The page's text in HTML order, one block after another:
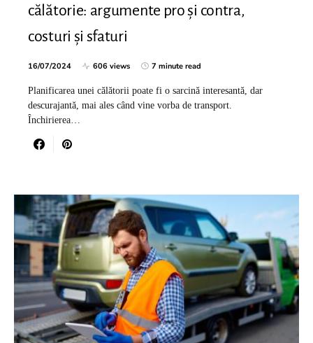
călătorie: argumente pro și contra,
costuri și sfaturi
16/07/2024 606 views 7 minute read
Planificarea unei călătorii poate fi o sarcină interesantă, dar
descurajantă, mai ales când vine vorba de transport.
Închirierea…